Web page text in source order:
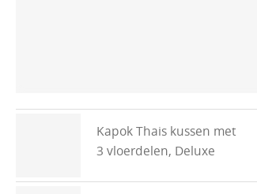
Kapok Thais kussen met
3 vloerdelen, Deluxe